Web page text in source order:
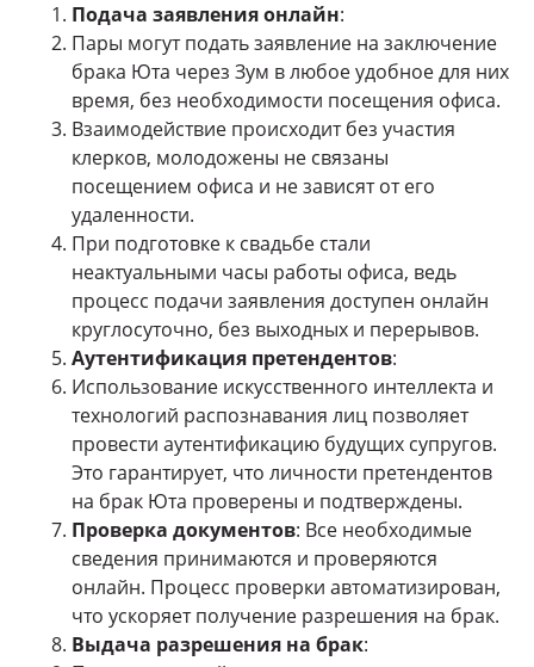
Подача заявления онлайн:
Пары могут подать заявление на заключение
брака Юта через Зум в любое удобное для них
время, без необходимости посещения офиса.
Взаимодействие происходит без участия
клерков, молодожены не связаны
посещением офиса и не зависят от его
удаленности.
При подготовке к свадьбе стали
неактуальными часы работы офиса, ведь
процесс подачи заявления доступен онлайн
круглосуточно, без выходных и перерывов.
Аутентификация претендентов:
Использование искусственного интеллекта и
технологий распознавания лиц позволяет
провести аутентификацию будущих супругов.
Это гарантирует, что личности претендентов
на брак Юта проверены и подтверждены.
Проверка документов: Все необходимые
сведения принимаются и проверяются
онлайн. Процесс проверки автоматизирован,
что ускоряет получение разрешения на брак.
Выдача разрешения на брак: